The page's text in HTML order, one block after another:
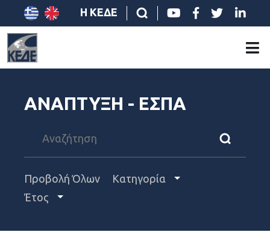
Η ΚΕΔΕ
ΑΝΑΠΤΥΞΗ - ΕΣΠΑ
Προβολή Όλων
Κατηγορία
Έτος